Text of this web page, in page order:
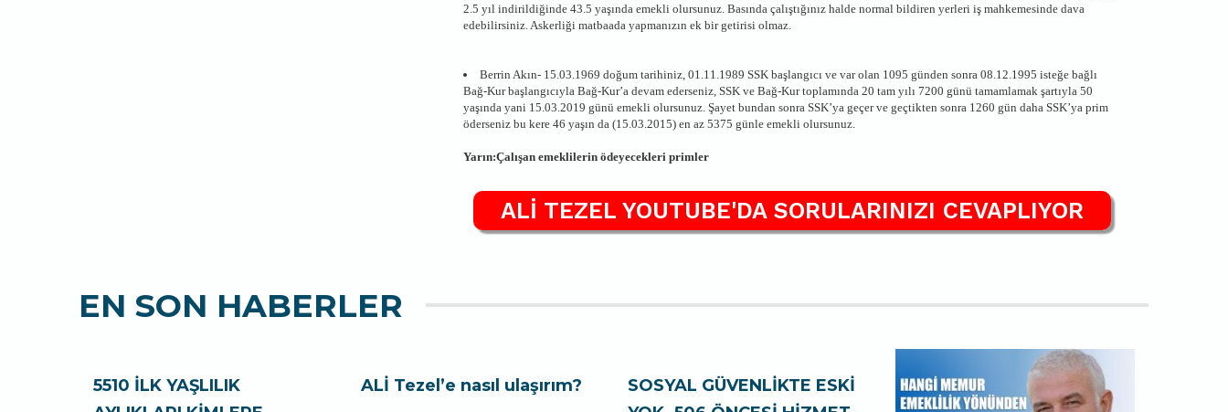
2.5 yıl indirildiğinde 43.5 yaşında emekli olursunuz. Basında çalıştığınız halde normal bildiren yerleri iş mahkemesinde dava
edebilirsiniz. Askerliği matbaada yapmanızın ek bir getirisi olmaz.
Berrin Akın- 15.03.1969 doğum tarihiniz, 01.11.1989 SSK başlangıcı ve var olan 1095 günden sonra 08.12.1995 isteğe bağlı
Bağ-Kur başlangıcıyla Bağ-Kur’a devam ederseniz, SSK ve Bağ-Kur toplamında 20 tam yılı 7200 günü tamamlamak şartıyla 50
yaşında yani 15.03.2019 günü emekli olursunuz. Şayet bundan sonra SSK’ya geçer ve geçtikten sonra 1260 gün daha SSK’ya prim
öderseniz bu kere 46 yaşın da (15.03.2015) en az 5375 günle emekli olursunuz.
Yarın:Çalışan emeklilerin ödeyecekleri primler
ALİ TEZEL YOUTUBE'DA SORULARINIZI CEVAPLIYOR
EN SON HABERLER
5510 İLK YAŞLILIK
ALİ Tezel’e nasıl ulaşırım?
SOSYAL GÜVENLİKTE ESKİ